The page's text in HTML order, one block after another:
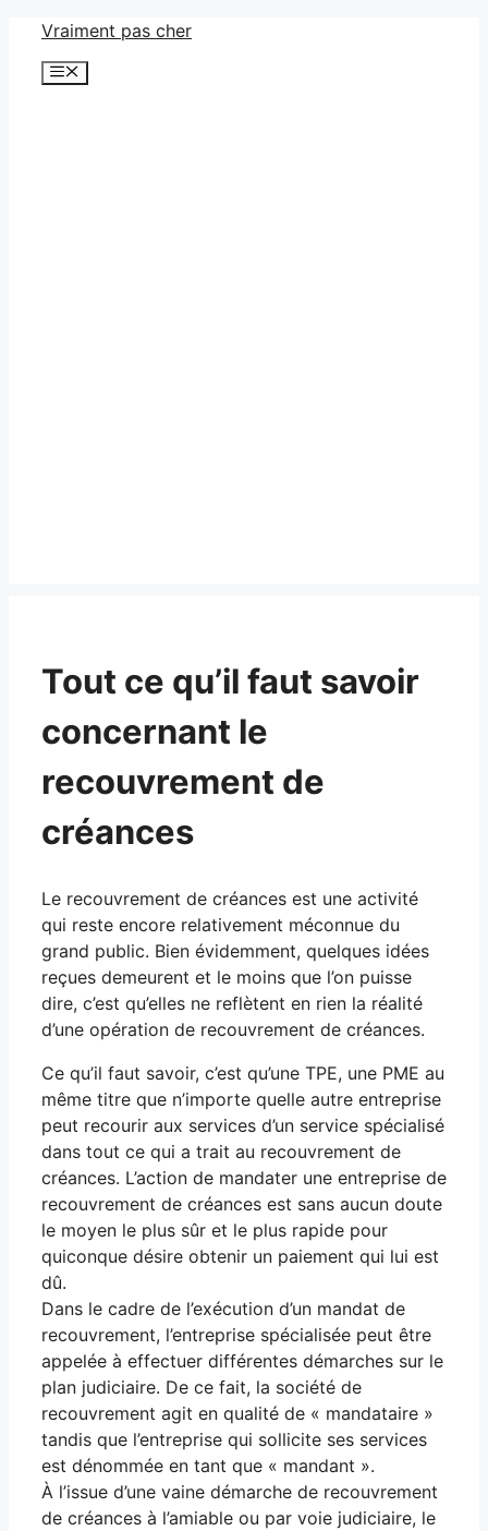
Aller
contenu
Vraiment pas cher
Menu
Tout ce qu’il faut savoir
concernant le
recouvrement de
créances
Le recouvrement de créances est une activité
qui reste encore relativement méconnue du
grand public. Bien évidemment, quelques idées
reçues demeurent et le moins que l’on puisse
dire, c’est qu’elles ne reflètent en rien la réalité
d’une opération de recouvrement de créances.
Ce qu’il faut savoir, c’est qu’une TPE, une PME au
même titre que n’importe quelle autre entreprise
peut recourir aux services d’un service spécialisé
dans tout ce qui a trait au recouvrement de
créances. L’action de mandater une entreprise de
recouvrement de créances est sans aucun doute
le moyen le plus sûr et le plus rapide pour
quiconque désire obtenir un paiement qui lui est
dû.
Dans le cadre de l’exécution d’un mandat de
recouvrement, l’entreprise spécialisée peut être
appelée à effectuer différentes démarches sur le
plan judiciaire. De ce fait, la société de
recouvrement agit en qualité de « mandataire »
tandis que l’entreprise qui sollicite ses services
est dénommée en tant que « mandant ».
À l’issue d’une vaine démarche de recouvrement
de créances à l’amiable ou par voie judiciaire, le